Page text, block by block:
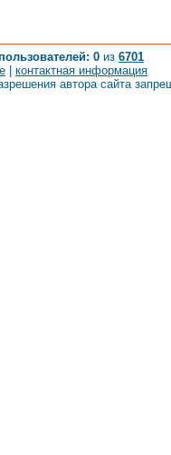
0 из 6701
контактная информация
автора сайта